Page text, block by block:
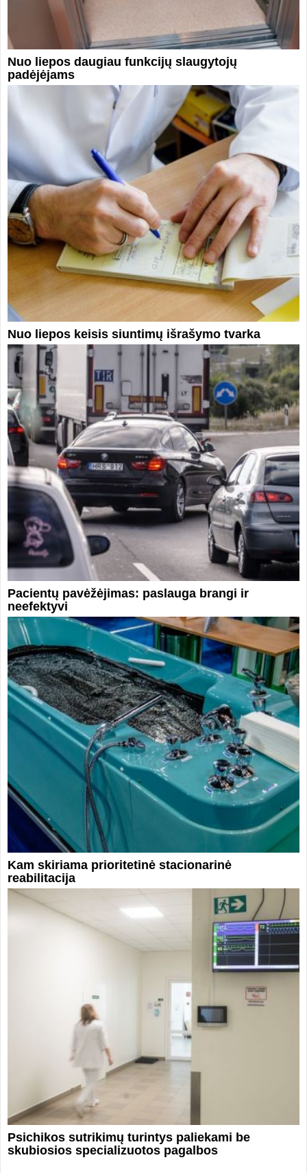
Nuo liepos daugiau funkcijų slaugytojų
padėjėjams
Nuo liepos keisis siuntimų išrašymo tvarka
Pacientų pavėžėjimas: paslauga brangi ir
neefektyvi
Kam skiriama prioritetinė stacionarinė
reabilitacija
Psichikos sutrikimų turintys paliekami be
skubiosios specializuotos pagalbos